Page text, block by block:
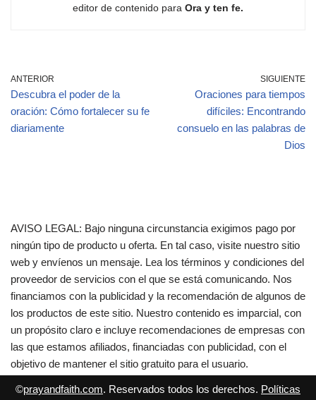
editor de contenido para Ora y ten fe.
ANTERIOR
Descubra el poder de la
oración: Cómo fortalecer su fe
diariamente
SIGUIENTE
Oraciones para tiempos
difíciles: Encontrando
consuelo en las palabras de
Dios
AVISO LEGAL: Bajo ninguna circunstancia exigimos pago por
ningún tipo de producto u oferta. En tal caso, visite nuestro sitio
web y envíenos un mensaje. Lea los términos y condiciones del
proveedor de servicios con el que se está comunicando. Nos
financiamos con la publicidad y la recomendación de algunos de
los productos de este sitio. Nuestro contenido es imparcial, con
un propósito claro e incluye recomendaciones de empresas con
las que estamos afiliados, financiadas con publicidad, con el
objetivo de mantener el sitio gratuito para el usuario.
©prayandfaith.com. Reservados todos los derechos. Políticas